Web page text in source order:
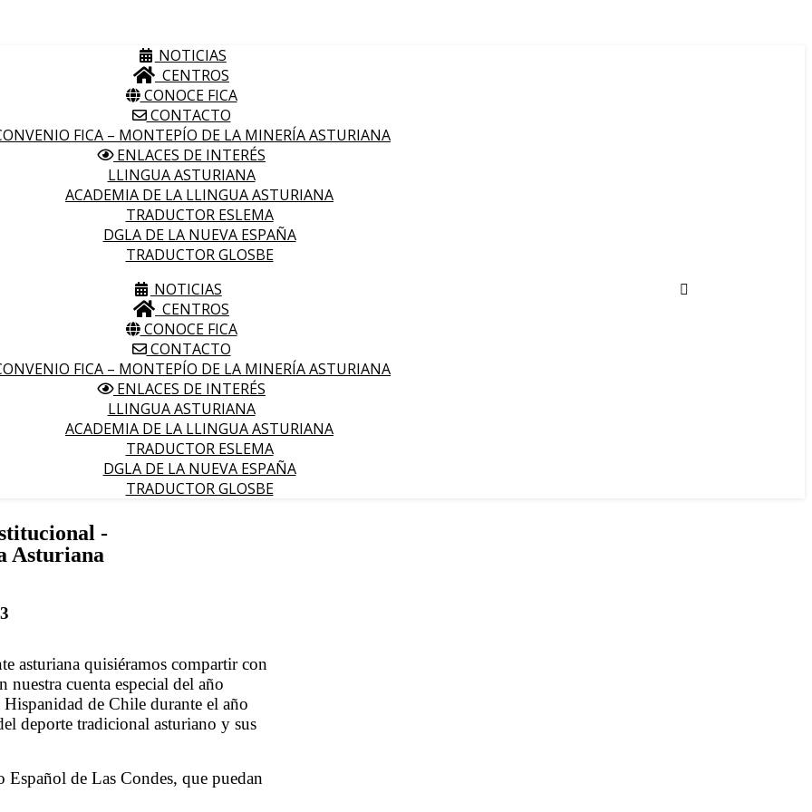
NOTICIAS
CENTROS
CONOCE FICA
CONTACTO
FICA – MONTEPÍO DE LA MINERÍA ASTURIANA
ENLACES DE INTERÉS
LLINGUA ASTURIANA
ACADEMIA DE LA LLINGUA ASTURIANA
TRADUCTOR ESLEMA
DGLA DE LA NUEVA ESPAÑA
TRADUCTOR GLOSBE
NOTICIAS
CENTROS
CONOCE FICA
CONTACTO
FICA – MONTEPÍO DE LA MINERÍA ASTURIANA
ENLACES DE INTERÉS
LLINGUA ASTURIANA
ACADEMIA DE LA LLINGUA ASTURIANA
TRADUCTOR ESLEMA
DGLA DE LA NUEVA ESPAÑA
TRADUCTOR GLOSBE
-
Asturiana
asturiana quisiéramos compartir con
nuestra cuenta especial del año
de Chile durante el año
deporte tradicional asturiano y sus
Español de Las Condes, que puedan